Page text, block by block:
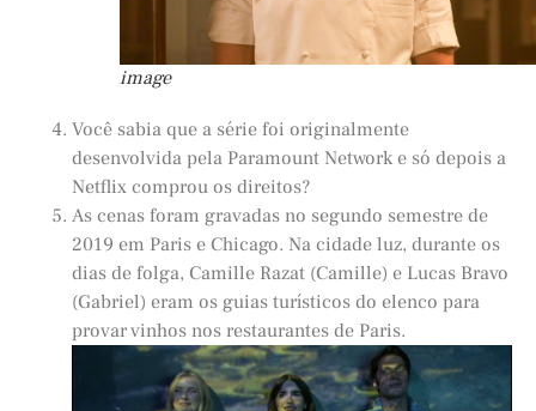
image
Você sabia que a série foi originalmente
desenvolvida pela Paramount Network e só depois a
Netflix comprou os direitos?
As cenas foram gravadas no segundo semestre de
2019 em Paris e Chicago. Na cidade luz, durante os
dias de folga, Camille Razat (Camille) e Lucas Bravo
(Gabriel) eram os guias turísticos do elenco para
provar vinhos nos restaurantes de Paris.